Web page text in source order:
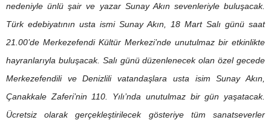
nedeniyle ünlü şair ve yazar Sunay Akın sevenleriyle buluşacak.
Türk edebiyatının usta ismi Sunay Akın, 18 Mart Salı günü saat
21.00’de Merkezefendi Kültür Merkezi’nde unutulmaz bir etkinlikte
hayranlarıyla buluşacak. Salı günü düzenlenecek olan özel gecede
Merkezefendili ve Denizlili vatandaşlara usta isim Sunay Akın,
Çanakkale Zaferi’nin 110. Yılı’nda unutulmaz bir gün yaşatacak.
Ücretsiz olarak gerçekleştirilecek gösteriye tüm sanatseverler